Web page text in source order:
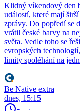
Klidný víkendový den
událostí, které mají
zprávy. Do popředí se
vrátil české barvy na
světa. Vedle toho se
evropských
limity spoléhání na
Be Native extra
dnes, 15:15